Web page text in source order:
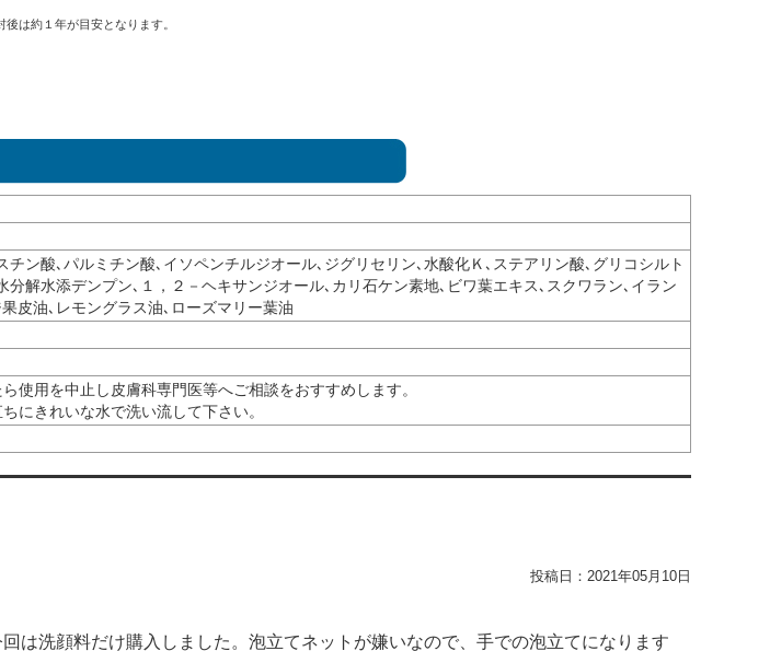
後は約１年が目安となります。
チン酸､パルミチン酸､イソペンチルジオール､ジグリセリン､水酸化Ｋ､ステアリン酸､グリコシルト
分解水添デンプン､１，２－ヘキサンジオール､カリ石ケン素地､ビワ葉エキス､スクワラン､イラン
皮油､レモングラス油､ローズマリー葉油
使用を中止し皮膚科専門医等へご相談をおすすめします。
にきれいな水で洗い流して下さい。
投稿日： 2021年05月10日
は洗顔料だけ購入しました。泡立てネットが嫌いなので、手での泡立てになります